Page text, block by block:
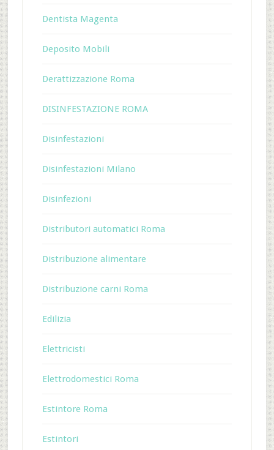
Dentista Magenta
Deposito Mobili
Derattizzazione Roma
DISINFESTAZIONE ROMA
Disinfestazioni
Disinfestazioni Milano
Disinfezioni
Distributori automatici Roma
Distribuzione alimentare
Distribuzione carni Roma
Edilizia
Elettricisti
Elettrodomestici Roma
Estintore Roma
Estintori